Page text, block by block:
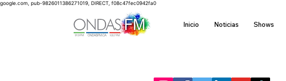
google.com, pub-9826011386271019, DIRECT, f08c47fec0942fa0
Inicio Noticias Shows